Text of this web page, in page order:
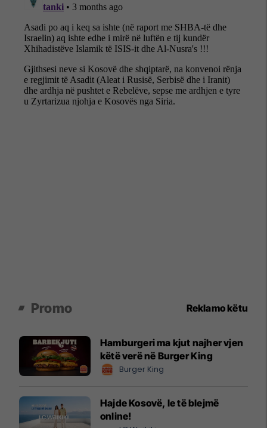
Promo Reklamo këtu
Hamburgeri ma kjut najher vjen
këtë verë në Burger King
Burger King
Hajde Kosovë, le të blejmë
online!